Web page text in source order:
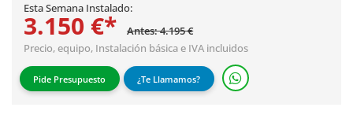
Esta Semana Instalado:
3.150 €*
Antes: 4.195 €
Precio, equipo, Instalación básicae IVA incluidos
Pide Presupuesto ¿Te Llamamos?